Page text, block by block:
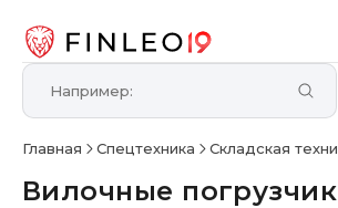
Главная Спецтехника Складская
Вилочные